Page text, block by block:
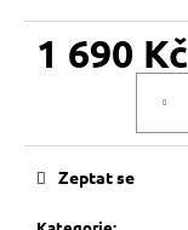
1 690 Kč
Zeptat se